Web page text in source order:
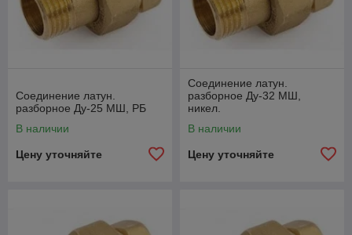
Соединение латун.
разборное Ду-25 МШ, РБ
В наличии
Цену уточняйте
Соединение латун.
разборное Ду-32 МШ,
никел.
В наличии
Цену уточняйте